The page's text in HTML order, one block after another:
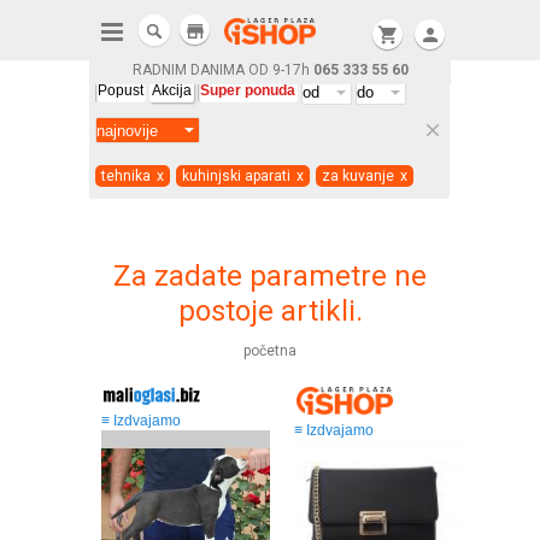
RADNIM DANIMA OD 9-17h 065 333 55 60
shopping_cart person
store
Popust Akcija Super ponuda
clear
tehnika x kuhinjski aparati x za kuvanje x
Za zadate parametre ne
postoje artikli.
početna